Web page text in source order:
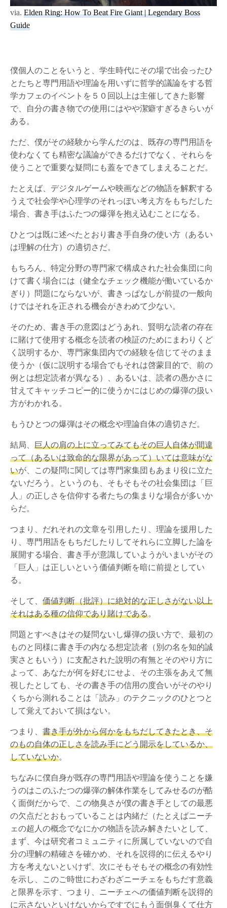
via.Elden Ring: How To Beat Fire Giant | Legendary Boss
Guide
僕個人のことをいうと、学生時代にその場で出会ったひ
とたちと専門用語や理論を用いずに哲学的議論をする哲
学カフェのイベントを５０回以上は主催してきた影響
で、自分の書き物での使用にはやや潔癖すぎるきらいが
ある。
ただ、僕がその経験から学んだのは、既存の専門用語を
使わなくても精密な議論ができるだけでなく、それらを
使うことで重要な疑問にも蓋をできてしまえることだ。
たとえば、デジタルゲームや映画などの物語を解釈する
うえで社会学や心理学のそれっぽい考え方をもちだした
場合、書き手はふたつの爆弾を抱え込むことになる。
ひとつは既に述べたとおり書き手自身の使い方（あるい
は理解の仕方）の適切さだ。
もちろん、特定分野の専門家で構成された社会集団に向
けて書く場合には（健全なチェック機能が働いているか
ぎり）問題にならないが、書きっぱなしが前提の一般向
けではそれを正される機会がきわめて少ない。
そのため、書き手の意図はどうあれ、賢明な読者の存在
に賭けて使用する概念を読者の検証のためにまわりくど
く説明するか、専門家集団内での経験を信じてそのまま
使うか（仮に説明する場合でもそれは啓蒙目的で、前の
例とは想定読者が異なる）、あるいは、読者の愚かさに
甘えてキャッチコピー的に使うかにはじめの爆弾の扱い
方がわかれる。
もうひとつの爆弾はその概念や理論自体の適切さだ。
結局、 巨人の肩の上に立ってみてもその巨人自体が間違
って（あるいは致命的な限界があって）いては意味がな
いが、この疑問に関しては専門家集団もあまり役に立た
ないだろう。というのも、そもそもその社会集団は「巨
人」の正しさを信仰する者たちの集まりな場合が多いか
らだ。
つまり、だれそれの文章を引用したり、理論を援用した
り、専門用語をもちだしたりしてそれらに立脚した論を
展開する場合、書き手が意識していようがいまいがその
「巨人」は正しいという価値判断を暗に前提としてい
る。
そして、 価値判断（批評）に絶対的な正しさがない以上
それはある種の信仰であり賭けである。
問題とすべきはその疑問ないし爆弾の扱い方で、最初の
ものと同様に書き手の内なる想定読者（別の名を知的誠
実さともいう）に支配された說明の有無とそのやり方に
よって、あなたが何を好むにせよ、その主張をあえて無
視したとしても、その書き手の信用の度合いがそのやり
くちから測れることは「読み」のテクニックのひとつと
して覚えておいて損はない。
つまり、 書き手が外から何かをもちだしてきたとき、そ
のもの自体の正しさを読み手にどう開示をしているか、
していないか。
ちなみに僕自身が既存の専門用語や理論を使うことを嫌
うのはこのふたつの爆弾の解体作業をしてみせるのが酷
く面倒だからで、この物臭さが僕の書き手としての最悪
の欠点だとおもっていることは内緒だ（たとえばニーチ
ェの超人の概念でなにかの物語を読み解きたいとして、
まず、今は研究者コミュニティに所属していないので自
分の理解の精確さを確かめ、それを説得的に伝えるやり
方を考えないといけず、次にそもそもその概念の有効性
を示し、このご時世にわざわざニーチェをもちだす意義
と限界を示す、つまり、ニーチェへの価値判断を説得的
に示さないといけないからですでにもう面倒臭くて仕方